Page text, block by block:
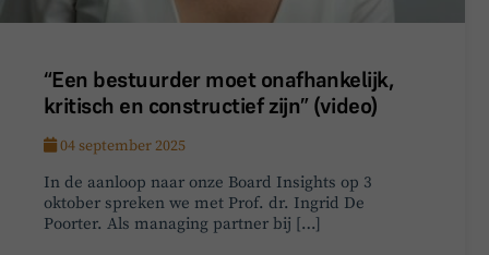
“Een bestuurder moet onafhankelijk,
kritisch en constructief zijn” (video)
04 september 2025
In de aanloop naar onze Board Insights op 3
oktober spreken we met Prof. dr. Ingrid De
Poorter. Als managing partner bij […]